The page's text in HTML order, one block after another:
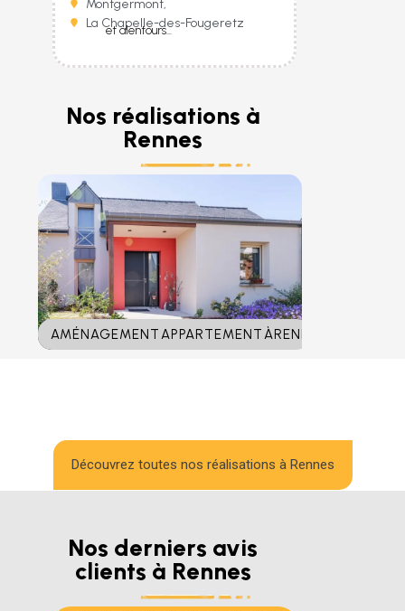
Montgermont,
La Chapelle-des-Fougeretz
et alentours...
Nos réalisations à
Rennes
AMÉNAGEMENT APPARTEMENT ÀRENNES (35)
Découvrez toutes nos réalisations à Rennes
Nos derniers avis
clients à Rennes